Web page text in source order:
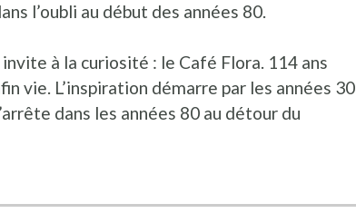
l’oubli au début des années 80.
à la curiosité : le Café Flora. 114 ans
vie. L’inspiration démarre par les années 30
dans les années 80 au détour du